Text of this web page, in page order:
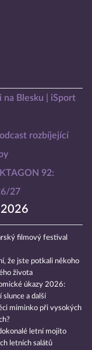
na Blesku
iSport
rozbíjející
92:
27
2026
filmový festival
že jste potkali někoho
života
úkazy 2026:
slunce a další
miminko při vysokých
letní mojito
letních salátů